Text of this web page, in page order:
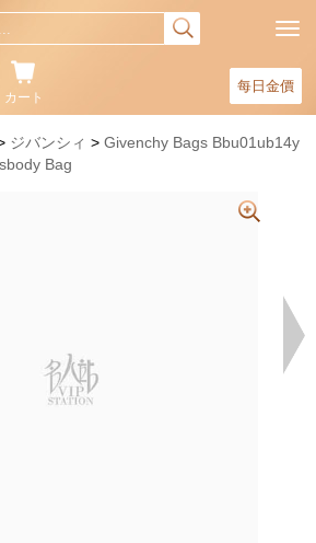
每日金價
カート
ジバンシィ
Givenchy Bags Bbu01ub14y
Bag